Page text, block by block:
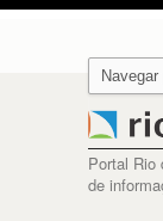
Portal Rio
de